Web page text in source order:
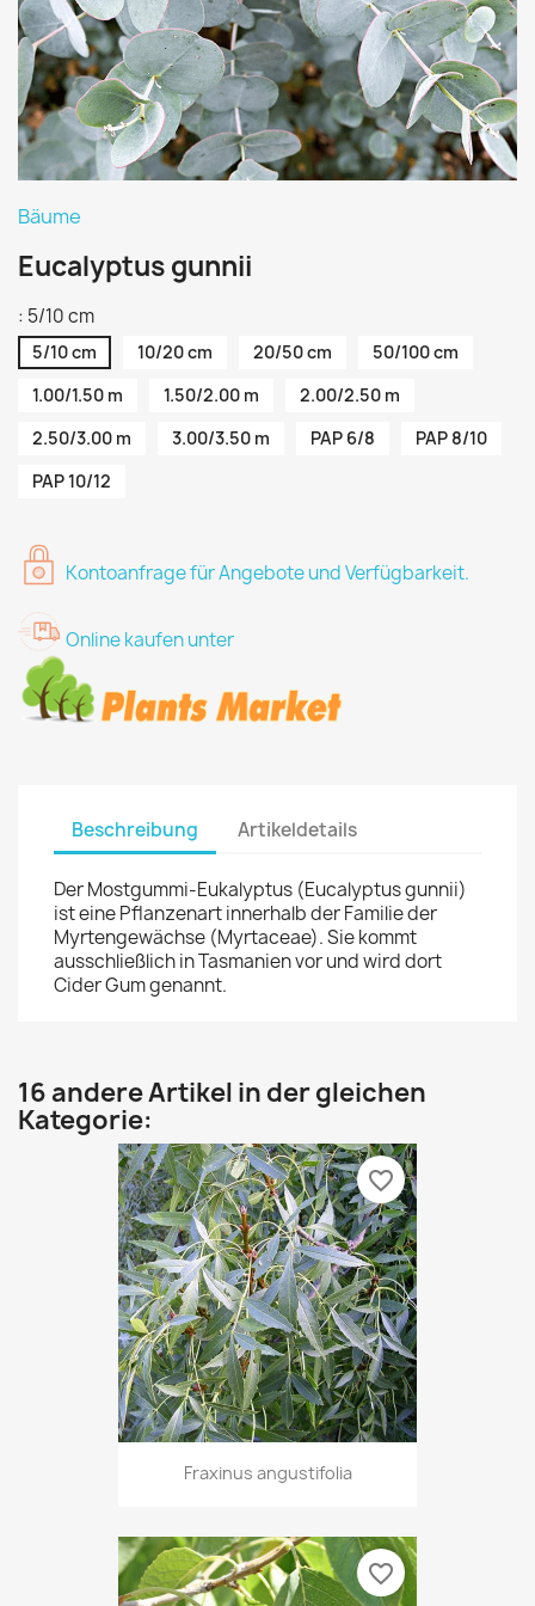
Bäume
Eucalyptus gunnii
: 5/10 cm
5/10 cm 10/20 cm 20/50 cm
50/100 cm
1.00/1.50 m
1.50/2.00 m
2.00/2.50 m
2.50/3.00 m
3.00/3.50 m PAP 6/8
PAP 8/10
PAP 10/12
Kontoanfrage für Angebote und Verfügbarkeit.
Online kaufen unter
Beschreibung Artikeldetails
Der Mostgummi-Eukalyptus (Eucalyptus gunnii)
ist eine Pflanzenart innerhalb der Familie der
Myrtengewächse (Myrtaceae). Sie kommt
ausschließlich in Tasmanien vor und wird dort
Cider Gum genannt.
16 andere Artikel in der gleichen
Kategorie:
Fraxinus angustifolia
favorite_border
favorite_border